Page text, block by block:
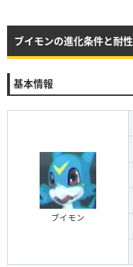
ブイモンの進化条件と耐性
基本情報
ブイモン